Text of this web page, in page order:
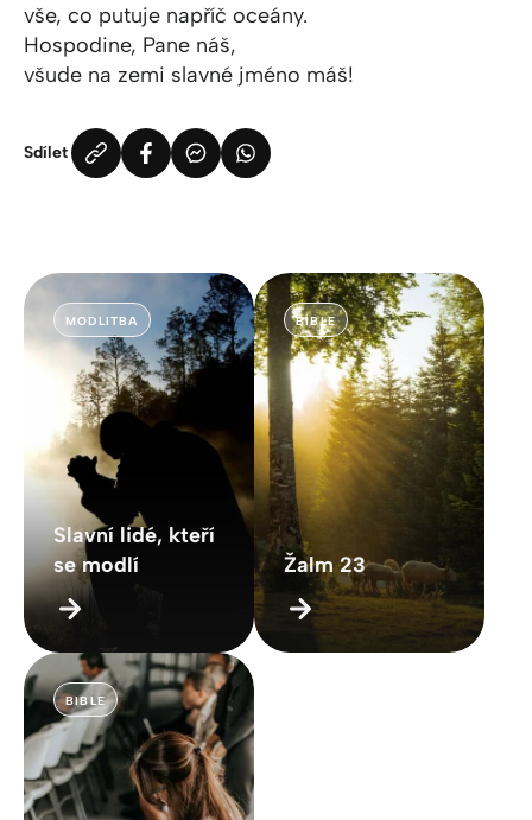
vše, co putuje napříč oceány.
Hospodine, Pane náš,
všude na zemi slavné jméno máš!
Sdílet
MODLITBA
Slavní lidé, kteří
se modlí
BIBLE
Žalm 23
BIBLE